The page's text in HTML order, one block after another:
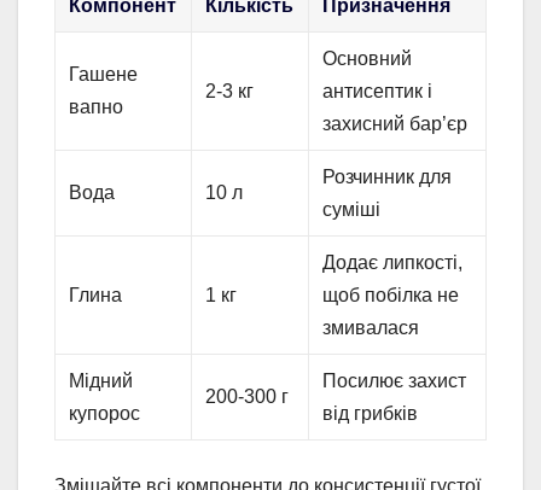
Компонент Кількість Призначення
Гашене
вапно
2-3 кг
Основний
антисептик і
захисний бар’єр
Вода 10 л
Розчинник для
суміші
Глина 1 кг
Додає липкості,
щоб побілка не
змивалася
Мідний
купорос
200-300 г
Посилює захист
від грибків
Змішайте всі компоненти до консистенції густої